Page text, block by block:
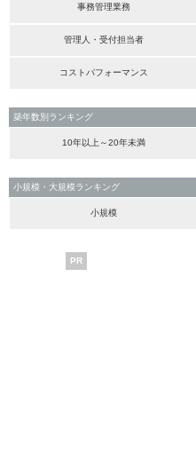
事務管理業務
管理人・受付担当者
コストパフォーマンス
築年数別ランキング
10年以上～20年未満
小規模・大規模ランキング
小規模
PR